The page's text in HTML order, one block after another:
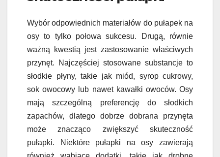
Wybór odpowiednich materiałów do pułapek na
osy to tylko połowa sukcesu. Drugą, równie
ważną kwestią jest zastosowanie właściwych
przynęt. Najczęściej stosowane substancje to
słodkie płyny, takie jak miód, syrop cukrowy,
sok owocowy lub nawet kawałki owoców. Osy
mają szczególną preferencję do słodkich
zapachów, dlatego dobrze dobrana przynęta
może znacząco zwiększyć skuteczność
pułapki. Niektóre pułapki na osy zawierają